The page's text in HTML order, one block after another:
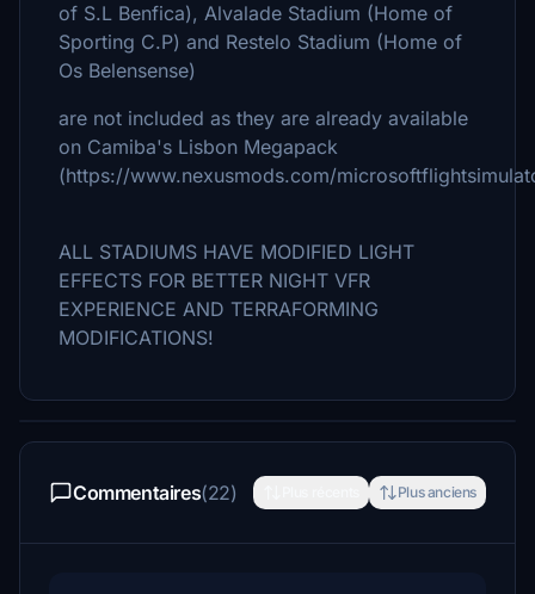
of S.L Benfica), Alvalade Stadium (Home of
Sporting C.P) and Restelo Stadium (Home of
Os Belensense)
are not included as they are already available
on Camiba's Lisbon Megapack
(https://www.nexusmods.com/
ALL STADIUMS HAVE MODIFIED LIGHT
EFFECTS FOR BETTER NIGHT VFR
EXPERIENCE AND TERRAFORMING
MODIFICATIONS!
Commentaires(22) Plus anciens